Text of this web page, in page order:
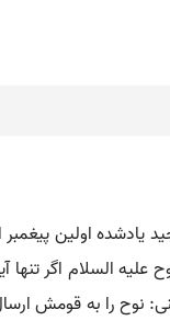
یادشده اولین
السلام اگر تنها
نوح را به قومش